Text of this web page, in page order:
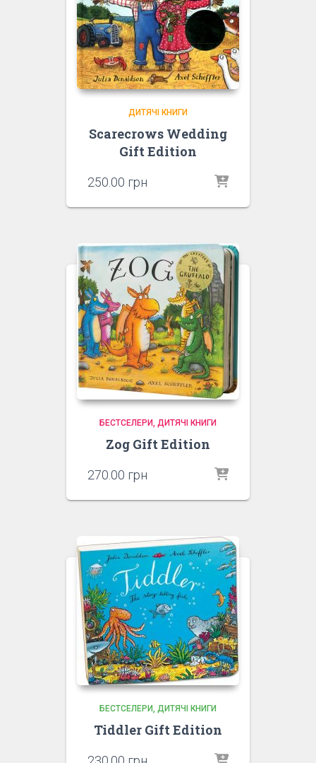
ДИТЯЧІ КНИГИ
Scarecrows Wedding
Gift Edition
250.00 грн
БЕСТСЕЛЕРИ ДИТЯЧІ КНИГИ
Zog Gift Edition
270.00 грн
БЕСТСЕЛЕРИ ДИТЯЧІ КНИГИ
Tiddler Gift Edition